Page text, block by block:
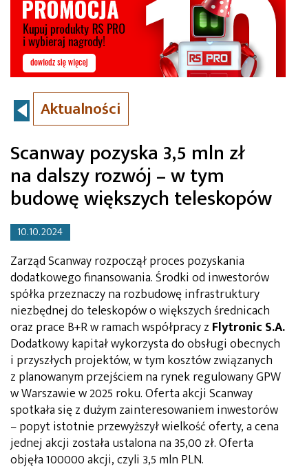
Aktualności
Scanway pozyska 3,5 mln zł
na dalszy rozwój – w tym
budowę większych teleskopów
10.10.2024
Zarząd Scanway rozpoczął proces pozyskania
dodatkowego finansowania. Środki od inwestorów
spółka przeznaczy na rozbudowę infrastruktury
niezbędnej do teleskopów o większych średnicach
oraz prace B+R w ramach współpracy z Flytronic S.A.
Dodatkowy kapitał wykorzysta do obsługi obecnych
i przyszłych projektów, w tym kosztów związanych
z planowanym przejściem na rynek regulowany GPW
w Warszawie w 2025 roku. Oferta akcji Scanway
spotkała się z dużym zainteresowaniem inwestorów
– popyt istotnie przewyższył wielkość oferty, a cena
jednej akcji została ustalona na 35,00 zł. Oferta
objęła 100000 akcji, czyli 3,5 mln PLN.